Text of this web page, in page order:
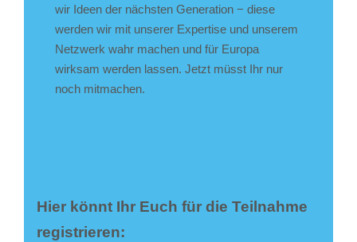
wir Ideen der nächsten Generation − diese
werden wir mit unserer Expertise und unserem
Netzwerk wahr machen und für Europa
wirksam werden lassen. Jetzt müsst Ihr nur
noch mitmachen.
Hier könnt Ihr Euch für die Teilnahme
registrieren: